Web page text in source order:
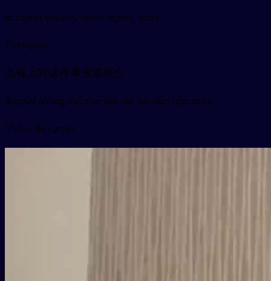
to report (news), news report, story
Exemplos
电视上对这件事报道很少
diànshì shàng duì zhè jiàn shì bàodào hěn shǎo
Vídeo do cartão